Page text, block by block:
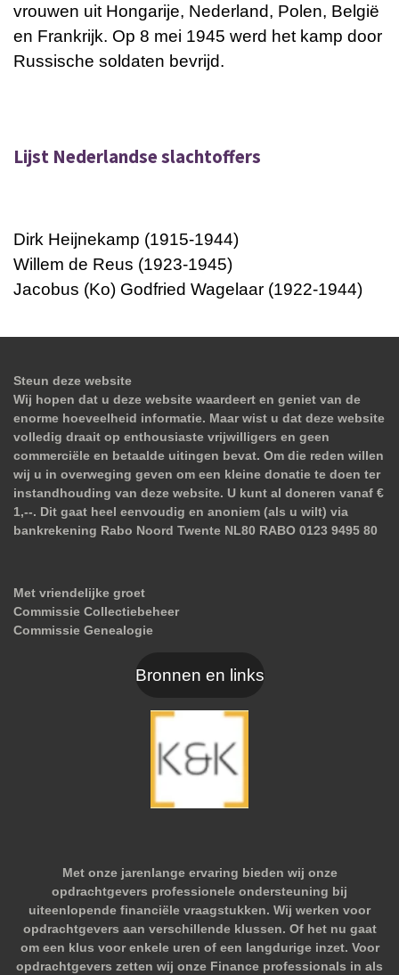
vrouwen uit Hongarije, Nederland, Polen, België
en Frankrijk. Op 8 mei 1945 werd het kamp door
Russische soldaten bevrijd.
Lijst Nederlandse slachtoffers
Dirk Heijnekamp (1915-1944)
Willem de Reus (1923-1945)
Jacobus (Ko) Godfried Wagelaar (1922-1944)
Steun deze website
Wij hopen dat u deze website waardeert en geniet van de
enorme hoeveelheid informatie. Maar wist u dat deze website
volledig draait op enthousiaste vrijwilligers en geen
commerciële en betaalde uitingen bevat. Om die reden willen
wij u in overweging geven om een kleine donatie te doen ter
instandhouding van deze website. U kunt al doneren vanaf €
1,--. Dit gaat heel eenvoudig en anoniem (als u wilt) via
bankrekening Rabo Noord Twente NL80 RABO 0123 9495 80
Met vriendelijke groet
Commissie Collectiebeheer
Commissie Genealogie
Bronnen en links
Met onze jarenlange ervaring bieden wij onze
opdrachtgevers professionele ondersteuning bij
uiteenlopende financiële vraagstukken. Wij werken voor
opdrachtgevers aan verschillende klussen. Of het nu gaat
om een klus voor enkele uren of een langdurige inzet. Voor
opdrachtgevers zetten wij onze Finance professionals in als